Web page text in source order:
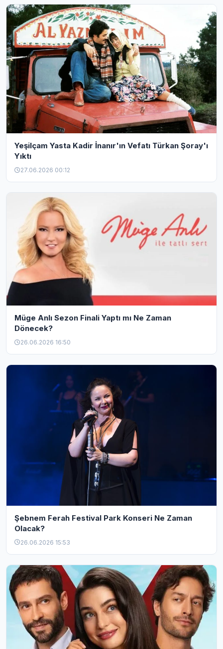
Yeşilçam Yasta Kadir İnanır'ın Vefatı Türkan Şoray'ı
Yıktı
27.06.2026 00:12
Müge Anlı Sezon Finali Yaptı mı Ne Zaman
Dönecek?
26.06.2026 16:50
Şebnem Ferah Festival Park Konseri Ne Zaman
Olacak?
26.06.2026 15:53